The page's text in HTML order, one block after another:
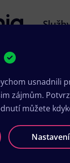
ve
usnadnili
zájmům.
můžete
Nastavení